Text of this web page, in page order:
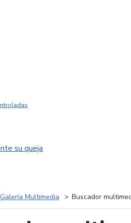
su queja
Galería Multimedia Buscador